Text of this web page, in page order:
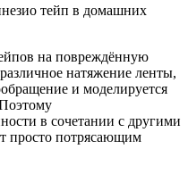
тейп в домашних
на повреждённую
натяжение ленты,
и моделируется
в сочетании с другими
просто потрясающим